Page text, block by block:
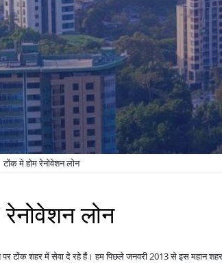
टोंक मे होम रेनोवेशन लोन
लोन
पर टोंक शहर में सेवा दे रहे हैं। हम पिछले जनवरी 2013 से इस महान